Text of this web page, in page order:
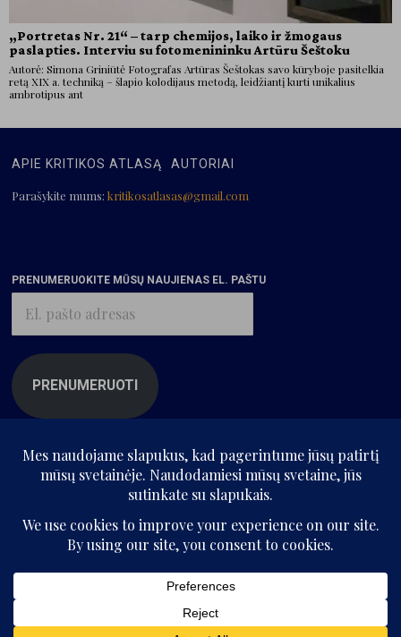
„Portretas Nr. 21“ – tarp chemijos, laiko ir žmogaus
paslapties. Interviu su fotomenininku Artūru Šeštoku
Autorė: Simona Griniūtė Fotografas Artūras Šeštokas savo kūryboje pasitelkia
retą XIX a. techniką – šlapio kolodijaus metodą, leidžiantį kurti unikalius
ambrotipus ant
APIE KRITIKOS ATLASĄ AUTORIAI
Parašykite mums:kritikosatlasas@gmail.com
PRENUMERUOKITE MŪSŲ NAUJIENAS EL. PAŠTU
pašto
adresas
PRENUMERUOTI
© „Kritikos atlasas“, 2025. Visos teisės saugomos.
draudžiama.
Geriausios 2025 m.
video esė
Kritikos atlaso video esė
komercinis kinas, DI ir
vampyrai be atspindžio
Radu Jude filmo „Drakula“